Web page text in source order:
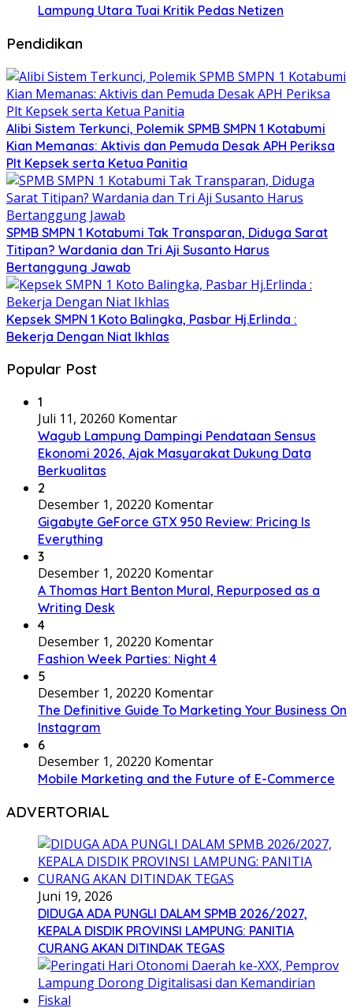
Lampung Utara Tuai Kritik Pedas Netizen
Pendidikan
Alibi Sistem Terkunci, Polemik SPMB SMPN 1 Kotabumi
Kian Memanas: Aktivis dan Pemuda Desak APH Periksa
Plt Kepsek serta Ketua Panitia
SPMB SMPN 1 Kotabumi Tak Transparan, Diduga Sarat
Titipan? Wardania dan Tri Aji Susanto Harus
Bertanggung Jawab
Kepsek SMPN 1 Koto Balingka, Pasbar Hj.Erlinda :
Bekerja Dengan Niat Ikhlas
Popular Post
1
Juli 11, 20260 Komentar
Wagub Lampung Dampingi Pendataan Sensus
Ekonomi 2026, Ajak Masyarakat Dukung Data
Berkualitas
2
Desember 1, 20220 Komentar
Gigabyte GeForce GTX 950 Review: Pricing Is
Everything
3
Desember 1, 20220 Komentar
A Thomas Hart Benton Mural, Repurposed as a
Writing Desk
4
Desember 1, 20220 Komentar
Fashion Week Parties: Night 4
5
Desember 1, 20220 Komentar
The Definitive Guide To Marketing Your Business On
Instagram
6
Desember 1, 20220 Komentar
Mobile Marketing and the Future of E-Commerce
ADVERTORIAL
Juni 19, 2026
DIDUGA ADA PUNGLI DALAM SPMB 2026/2027,
KEPALA DISDIK PROVINSI LAMPUNG: PANITIA
CURANG AKAN DITINDAK TEGAS